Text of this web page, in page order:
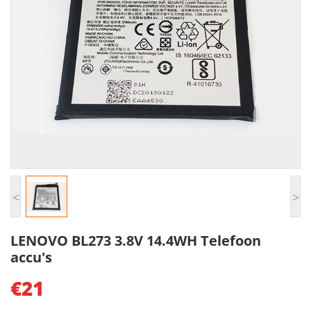
< >
LENOVO BL273 3.8V 14.4WH Telefoon
accu's
€21